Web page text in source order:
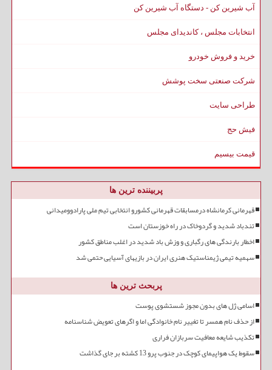
آب شیرین کن - دستگاه آب شیرین کن
انتخابات مجلس ، کاندیدای مجلس
خرید و فروش خودرو
شرکت صنعتی سخت پوشش
طراحی سایت
فیش حج
قیمت بیسیم
پربیننده ترین ها
قهرمانی کرمانشاه درمسابقات قهرمانی کشورو انتخابی تیم ملی پارادوومیدانی
تندباد شدید و گردوخاک در راه خوزستان است
اخطار بارندگی های رگباری و وزش باد شدید در اغلب مناطق کشور
سهمیه تیمی ژیمناستیک هنری ایران در بازیهای آسیایی حتمی شد
پربحث ترین ها
اسامی ژل های بدون مجوز شستشوی پوست
از حذف نام همسر تا تغییر نام خانوادگی اما و اگرهای تعویض شناسنامه
تکذیب شایعه معافیت سربازان فراری
سقوط یک هواپیمای کوچک در جنوب پرو 13 کشته بر جای گذاشت